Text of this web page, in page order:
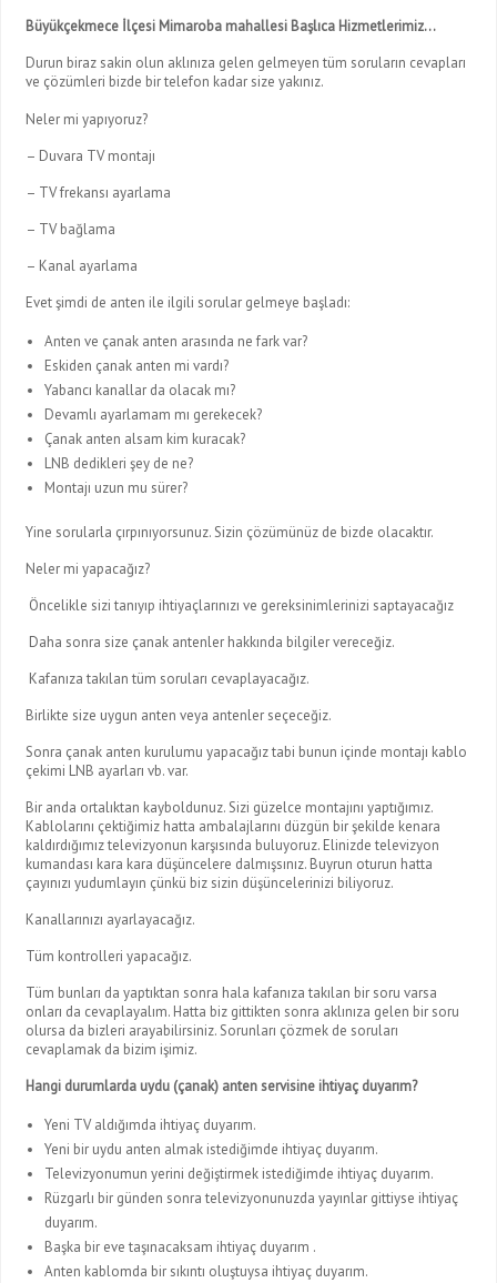
Büyükçekmece İlçesi Mimaroba mahallesi Başlıca Hizmetlerimiz…
Durun biraz sakin olun aklınıza gelen gelmeyen tüm soruların cevapları
ve çözümleri bizde bir telefon kadar size yakınız.
Neler mi yapıyoruz?
– Duvara TV montajı
– TV frekansı ayarlama
– TV bağlama
– Kanal ayarlama
Evet şimdi de anten ile ilgili sorular gelmeye başladı:
Anten ve çanak anten arasında ne fark var?
Eskiden çanak anten mi vardı?
Yabancı kanallar da olacak mı?
Devamlı ayarlamam mı gerekecek?
Çanak anten alsam kim kuracak?
LNB dedikleri şey de ne?
Montajı uzun mu sürer?
Yine sorularla çırpınıyorsunuz. Sizin çözümünüz de bizde olacaktır.
Neler mi yapacağız?
Öncelikle sizi tanıyıp ihtiyaçlarınızı ve gereksinimlerinizi saptayacağız
Daha sonra size çanak antenler hakkında bilgiler vereceğiz.
Kafanıza takılan tüm soruları cevaplayacağız.
Birlikte size uygun anten veya antenler seçeceğiz.
Sonra çanak anten kurulumu yapacağız tabi bunun içinde montajı kablo
çekimi LNB ayarları vb. var.
Bir anda ortalıktan kayboldunuz. Sizi güzelce montajını yaptığımız.
Kablolarını çektiğimiz hatta ambalajlarını düzgün bir şekilde kenara
kaldırdığımız televizyonun karşısında buluyoruz. Elinizde televizyon
kumandası kara kara düşüncelere dalmışsınız. Buyrun oturun hatta
çayınızı yudumlayın çünkü biz sizin düşüncelerinizi biliyoruz.
Kanallarınızı ayarlayacağız.
Tüm kontrolleri yapacağız.
Tüm bunları da yaptıktan sonra hala kafanıza takılan bir soru varsa
onları da cevaplayalım. Hatta biz gittikten sonra aklınıza gelen bir soru
olursa da bizleri arayabilirsiniz. Sorunları çözmek de soruları
cevaplamak da bizim işimiz.
Hangi durumlarda uydu (çanak) anten servisine ihtiyaç duyarım?
Yeni TV aldığımda ihtiyaç duyarım.
Yeni bir uydu anten almak istediğimde ihtiyaç duyarım.
Televizyonumun yerini değiştirmek istediğimde ihtiyaç duyarım.
Rüzgarlı bir günden sonra televizyonunuzda yayınlar gittiyse ihtiyaç
duyarım.
Başka bir eve taşınacaksam ihtiyaç duyarım .
Anten kablomda bir sıkıntı oluştuysa ihtiyaç duyarım.